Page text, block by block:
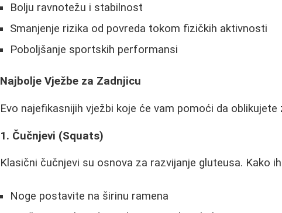
Bolju ravnotežu i stabilnost
Smanjenje rizika od povreda tokom fizičkih aktivnosti
Poboljšanje sportskih performansi
Najbolje Vježbe za Zadnjicu
Evo najefikasnijih vježbi koje će vam pomoći da oblikujete
1. Čučnjevi (Squats)
Klasični čučnjevi su osnova za razvijanje gluteusa. Kako
Noge postavite na širinu ramena